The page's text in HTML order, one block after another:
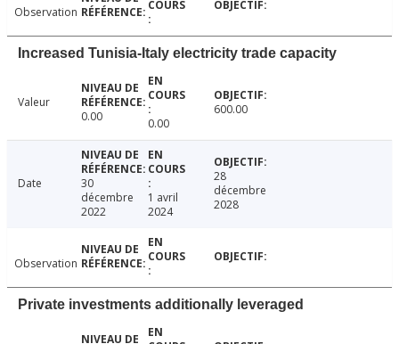
Observation
Increased Tunisia-Italy electricity trade capacity
Valeur
0.00
0.00
600.00
Date
30
décembre
2022
1 avril
2024
28
décembre
2028
Observation
Private investments additionally leveraged